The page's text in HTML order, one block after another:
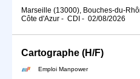
Marseille (13000), Bouches-du-
Côte d'Azur - CDI - 02/08/2026
Cartographe (H/F)
Emploi Manpower